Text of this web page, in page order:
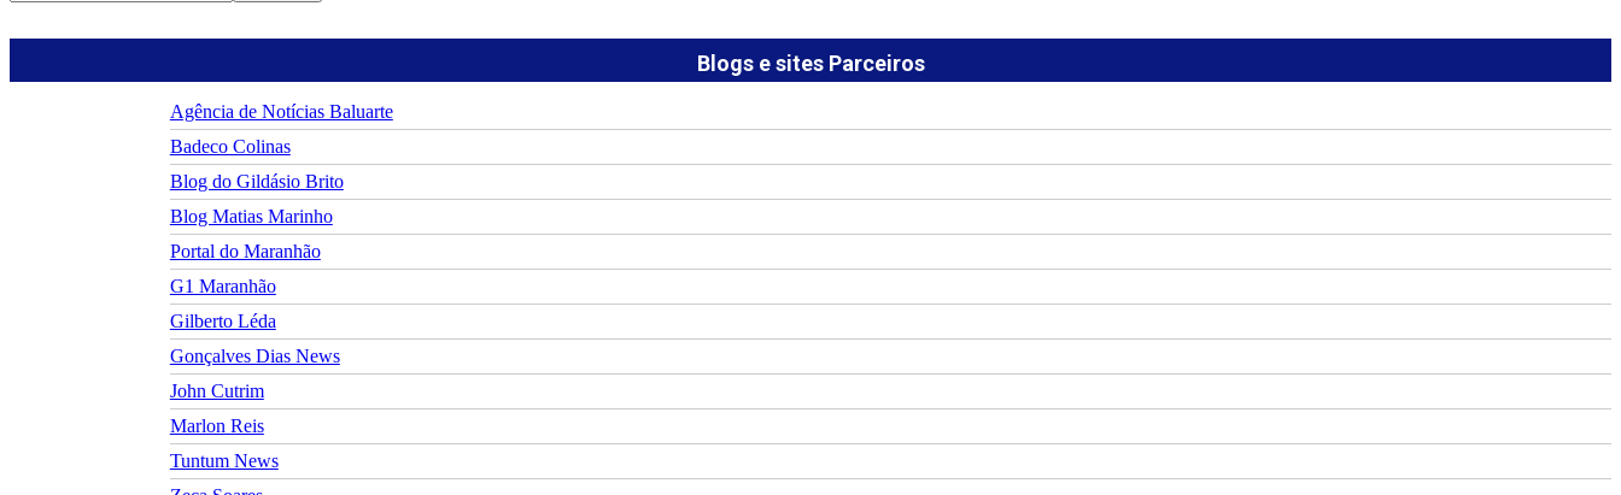
Blogs e sites Parceiros
Agência de Notícias Baluarte
Badeco Colinas
Blog do Gildásio Brito
Blog Matias Marinho
Portal do Maranhão
G1 Maranhão
Gilberto Léda
Gonçalves Dias News
John Cutrim
Marlon Reis
Tuntum News